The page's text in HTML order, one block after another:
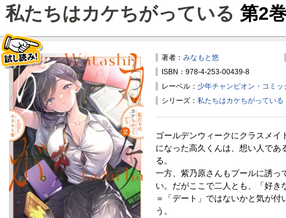
私たちはカケちがっている 第2
著者： みなもと悠
ISBN：978-4-253-00439-8
レーベル： 少年チャンピオン・コミッ
シリーズ： 私たちはカケちがっている
ゴールデンウィークにクラスメイ
になった高久くんは、想い人であ
る。
一方、紫乃原さんもプールに誘っ
い。だがここで二人とも、「好き
＝「デート」ではないかと気が付
う。
試し読み！